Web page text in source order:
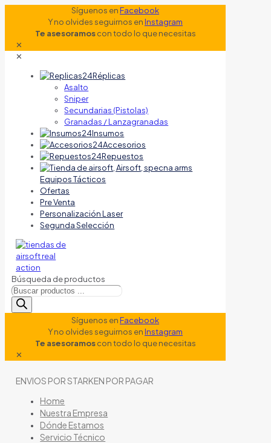
Síguenos enFacebook
Y no olvides seguirnos enInstagram
Te asesoramoscon todo lo que necesitas
✕
✕
Réplicas
Asalto
Sniper
Secundarias (Pistolas)
Granadas / Lanzagranadas
Insumos
Accesorios
Repuestos
Equipos Tácticos
Ofertas
Pre Venta
Personalización Laser
Segunda Selección
Búsqueda de productos
Síguenos enFacebook
Y no olvides seguirnos enInstagram
Te asesoramoscon todo lo que necesitas
✕
ENVIOS POR STARKEN POR PAGAR
Home
Nuestra Empresa
Dónde Estamos
Servicio Técnico